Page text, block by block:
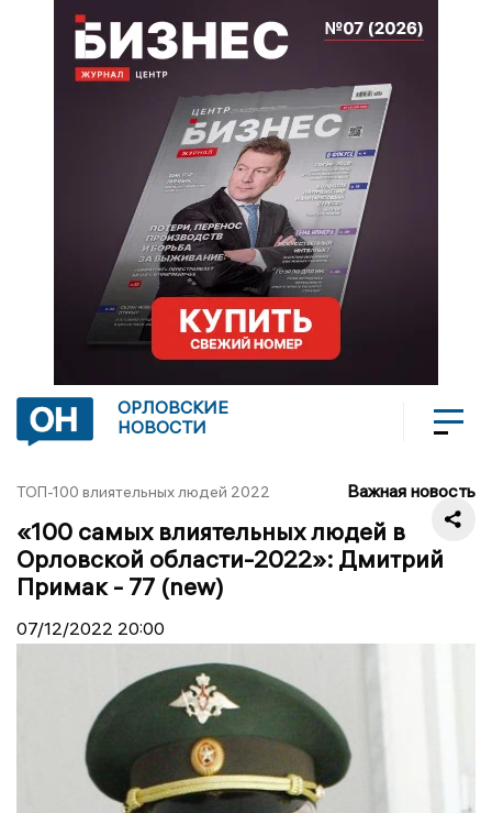
ОРЛОВСКИЕ
НОВОСТИ
ТОП-100 влиятельных людей 2022 Важная новость
«100 самых влиятельных людей в
Орловской области-2022»: Дмитрий
Примак - 77 (new)
07/12/2022 20:00